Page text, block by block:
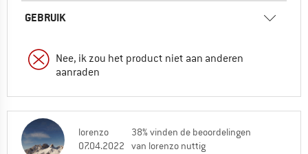
GEBRUIK
Nee, ik zou het product niet aan anderen
aanraden
lorenzo
07.04.2022
38% vinden de beoordelingen
van lorenzo nuttig